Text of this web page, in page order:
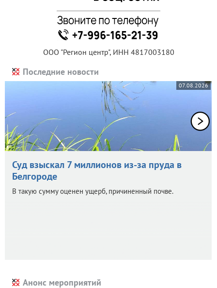
ООО "Регион центр", ИНН 4817003180
Последние новости
07.08.2026
Суд взыскал 7 миллионов из-за пруда в
Белгороде
В такую сумму оценен ущерб, причиненный почве.
Анонс мероприятий